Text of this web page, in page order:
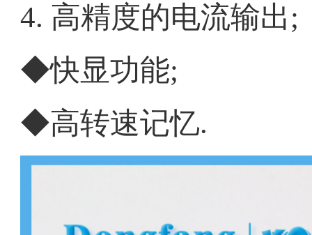
4. 高精度的电流输出;
◆快显功能;
◆高转速记忆.